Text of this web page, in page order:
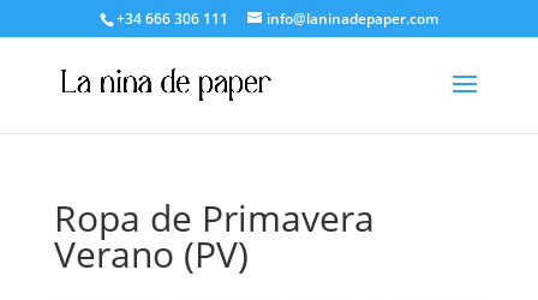
+34 666 306 111 info@laninadepaper.com
Ropa de Primavera
Verano (PV)